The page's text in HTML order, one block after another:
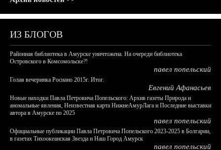
ИЗ БЛОГОВ
Районная библиотека в Амурске уничтожена. На очереди библиотека
Островского в Комсомольске?!
павел попельский
Голая вечеринка Роснано 2015г. Итог.
Евгений Афанасьев
Новые находки Павла Петровича Попельского: Архив газеты Природа и
аномальные явления, Неизвестная карта НижнеАмурЛага и Последние выставки
автора в Амурске по 2025
павел попельский
Официальные публикации Павла Петровича Попельского 2023-2025 в Болгарии,
в газетах Тихоокеанская Звезда и Наш Город Амурск
павел попельский